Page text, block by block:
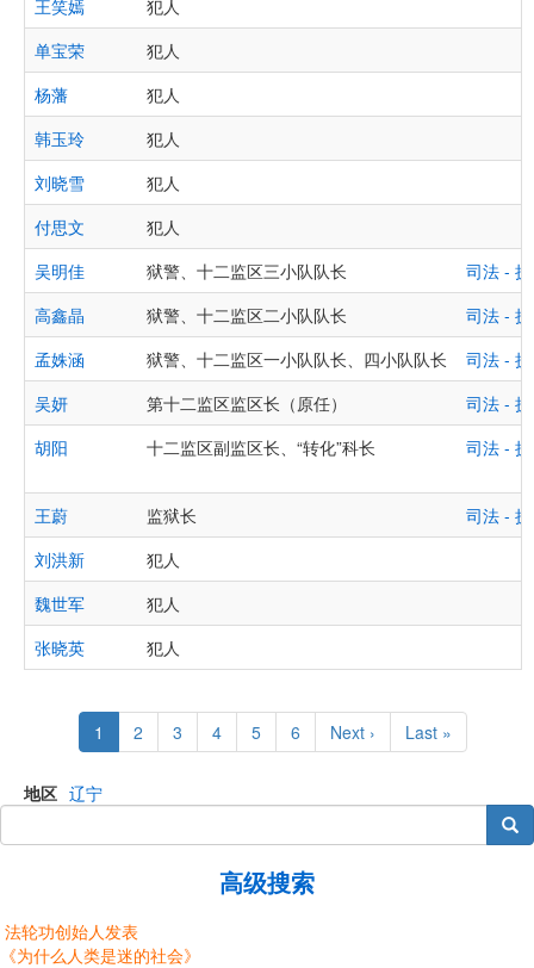
王笑嫣
犯人
单宝荣
犯人
杨藩
犯人
韩玉玲
犯人
刘晓雪
犯人
付思文
犯人
吴明佳
狱警、十二监区三小队队长
司法 -
高鑫晶
狱警、十二监区二小队队长
司法 -
孟姝涵
狱警、十二监区一小队队长、四小队队长
司法 -
吴妍
第十二监区监区长（原任）
司法 -
胡阳
十二监区副监区长、“转化”科长 司法 -
王蔚 监狱长
司法 -
刘洪新
犯人
魏世军
犯人
张晓英
犯人
Pagination
Current
page
1 Page
2 Page
3 Page
4 Page
5 Page
6
Next
page
Next ›
Last
page
Last »
地区 辽宁
搜索
高级搜索
法轮功创始人发表
《为什么人类是迷的社会》